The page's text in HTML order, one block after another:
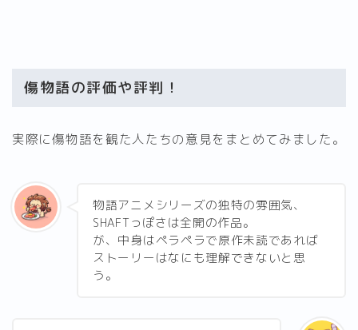
傷物語の評価や評判！
実際に傷物語を観た人たちの意見をまとめてみました。
物語アニメシリーズの独特の雰囲気、
SHAFTっぽさは全開の作品。
が、中身はペラペラで原作未読であれば
ストーリーはなにも理解できないと思
う。